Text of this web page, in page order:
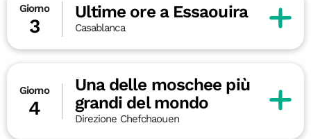
Giorno
3
Ultime ore a Essaouira
Casablanca
Giorno
4
Una delle moschee più
grandi del mondo
Direzione Chefchaouen